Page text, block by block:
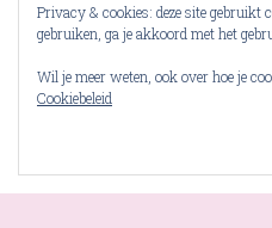
Tieners Top 3 Top drie
Voorlezen
Young Adult
Privacy & cookies: deze site gebruikt
gebruiken, ga je akkoord met het
Wil je meer weten, ook over hoe je
Cookiebeleid